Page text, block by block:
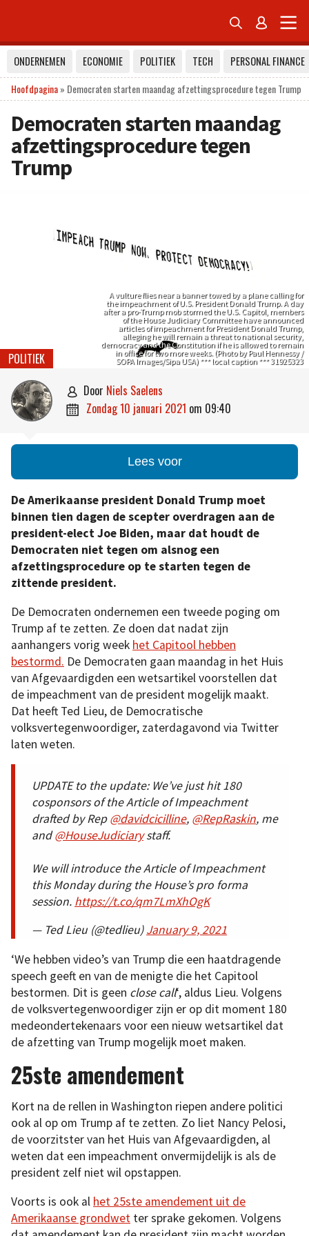
 
ONDERNEMEN ECONOMIE POLITIEK TECH
PERSONAL FINANCE
Hoofdpagina» Democraten starten maandag afzettingsprocedure tegen Trump
Democraten starten maandag
afzettingsprocedure tegen
Trump
A vulture flies near a banner towed by a plane calling for
the impeachment of U.S. President Donald Trump. A day
after a pro-Trump mob stormed the U.S. Capitol, members
of the House Judiciary Committee have announced
articles of impeachment for President Donald Trump,
alleging he will remain a threat to national security,
democracy and the Constitution if he is allowed to remain
in office for two more weeks. (Photo by Paul Hennessy /
SOPA Images/Sipa USA) *** local caption *** 31925323
POLITIEK
 door Niels Saelens
 zondag 10 januari 2021 om 09:40
Lees voor
De Amerikaanse president Donald Trump moet
binnen tien dagen de scepter overdragen aan de
president-elect Joe Biden, maar dat houdt de
Democraten niet tegen om alsnog een
afzettingsprocedure op te starten tegen de
zittende president.
De Democraten ondernemen een tweede poging om
Trump af te zetten. Ze doen dat nadat zijn
aanhangers vorig week het Capitool hebben
bestormd. De Democraten gaan maandag in het Huis
van Afgevaardigden een wetsartikel voorstellen dat
de impeachment van de president mogelijk maakt.
Dat heeft Ted Lieu, de Democratische
volksvertegenwoordiger, zaterdagavond via Twitter
laten weten.
UPDATE to the update: We’ve just hit 180
cosponsors of the Article of Impeachment
drafted by Rep@davidcicilline, @RepRaskin, me
and@HouseJudiciarystaff.
We will introduce the Article of Impeachment
this Monday during the House’s pro forma
session. https://t.co/qm7LmXhOgK
— Ted Lieu (@tedlieu)January 9, 2021
‘We hebben video’s van Trump die een haatdragende
speech geeft en van de menigte die het Capitool
bestormen. Dit is geen close call‘, aldus Lieu. Volgens
de volksvertegenwoordiger zijn er op dit moment 180
medeondertekenaars voor een nieuw wetsartikel dat
de afzetting van Trump mogelijk moet maken.
25ste amendement
Kort na de rellen in Washington riepen andere politici
ook al op om Trump af te zetten. Zo liet Nancy Pelosi,
de voorzitster van het Huis van Afgevaardigden, al
weten dat een impeachment onvermijdelijk is als de
president zelf niet wil opstappen.
Voorts is ook al het 25ste amendement uit de
Amerikaanse grondwet ter sprake gekomen. Volgens